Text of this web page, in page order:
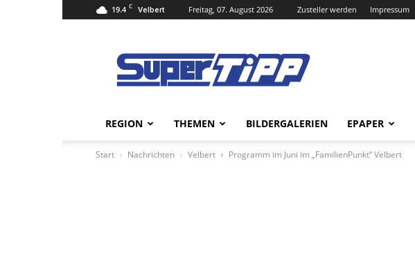
19.4 C Velbert Freitag, 07. August 2026 Zusteller werden Impressum
Tipp
Online
REGION THEMEN BILDERGALERIEN EPAPER
Start Nachrichten Velbert Programm im Juni im „FamilienPunkt“ Velbert